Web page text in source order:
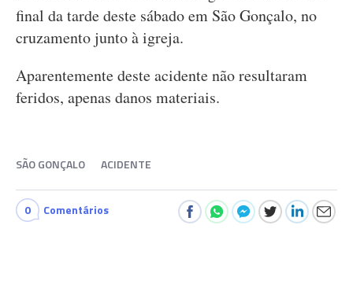
final da tarde deste sábado em São Gonçalo, no
cruzamento junto à igreja.
Aparentemente deste acidente não resultaram
feridos, apenas danos materiais.
SÃO GONÇALO ACIDENTE
0 Comentários